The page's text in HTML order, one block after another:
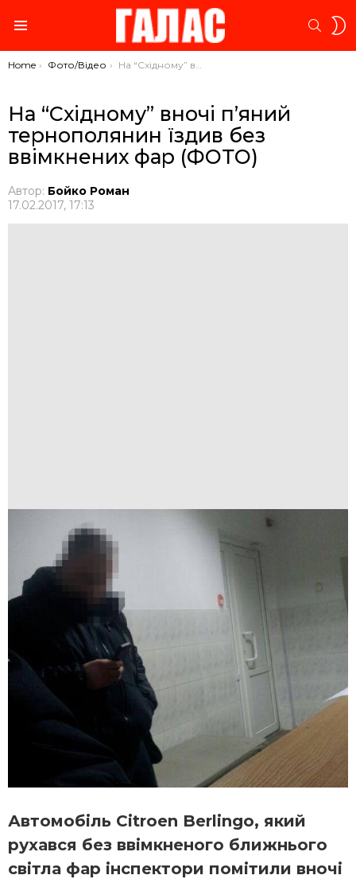
You are here:
Home Фото/Відео На “Східному” вночі п’яний тернополянин їздив без ввімкнених фар (ФОТО)
На “Східному” вночі п’яний
тернополянин їздив без
ввімкнених фар (ФОТО)
Автор: Бойко Роман
17.02.2017, 17:13
Автомобіль Citroen Berlingo, який
рухався без ввімкненого ближнього
світла фар інспектори помітили вночі